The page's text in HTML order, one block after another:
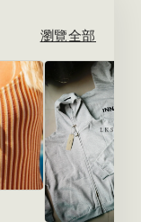
瀏覽全部